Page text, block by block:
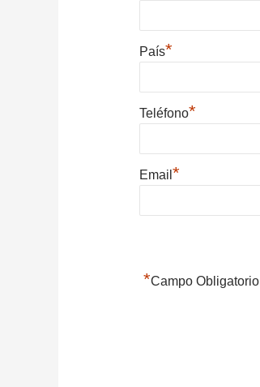
País*
Teléfono*
Email*
*Campo Obligatorio